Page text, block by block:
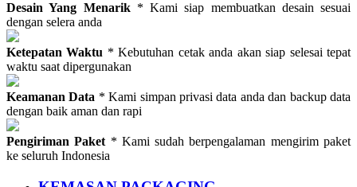
Desain Yang Menarik* Kami siap membuatkan desain sesuai
dengan selera anda
Ketepatan Waktu * Kebutuhan cetak anda akan siap selesai tepat
waktu saat dipergunakan
Keamanan Data * Kami simpan privasi data anda dan backup data
dengan baik aman dan rapi
Pengiriman Paket * Kami sudah berpengalaman mengirim paket
ke seluruh Indonesia